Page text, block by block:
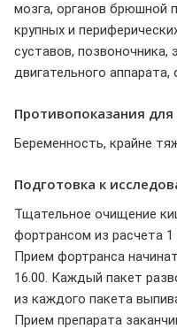
мозга, органов брюшной
крупных и
суставов, позвоночника,
двигательного аппарата,
Противопоказания
Беременность, крайне
Подготовка к
Тщательное очищение
фортрансом из расчета 1
Прием фортранса
16.00. Каждый пакет
из каждого пакета
Прием препарата